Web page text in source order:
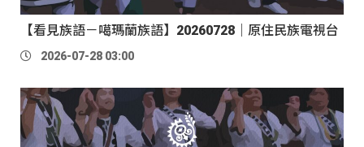
【看見族語－噶瑪蘭族語】20260728｜原住民族電視台
2026-07-28 03:00